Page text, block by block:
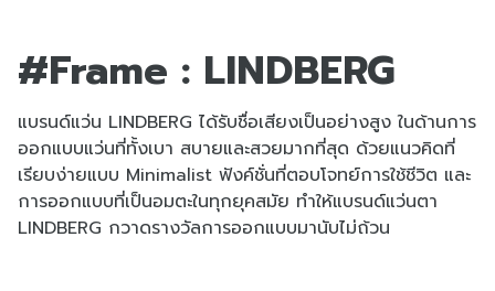
#Frame : LINDBERG
แบรนด์แว่น LINDBERG ได้รับชื่อเสียงเป็นอย่างสูง ในด้านการ
ออกแบบแว่นที่ทั้งเบา สบายและสวยมากที่สุด ด้วยแนวคิดที่
เรียบง่ายแบบ Minimalist ฟังค์ชั่นที่ตอบโจทย์การใช้ชีวิต และ
การออกแบบที่เป็นอมตะในทุกยุคสมัย ทำให้แบรนด์แว่นตา
LINDBERG กวาดรางวัลการออกแบบมานับไม่ถ้วน